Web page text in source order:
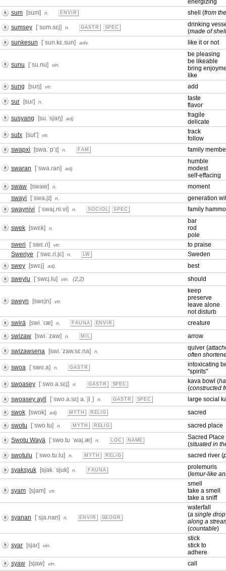
energizing
sum
[sum] n. ENVIR shell (from
sumsey [ˈsum.sɛj] n. GASTR SPEC
drinking
(made of shell
sunkesun
[ˈsun.kɛ.sun] adv. like it or not
sunu [ˈsu.nu] vin.
be pleasing
be likeable
bring
like
sung
[suŋ] vtr. add
sur [suɾ] n.
taste
flavor
susyang
[su.ˈsjaŋ] adj.
fragile
delicate
sutx
[sutʼ] vtr.
track
follow
swapxì
[swa.ˈpʼɪ] n. FAM family
swaran [ˈswa.ɾan] adj.
humble
modest
self-effacing
swaw
[swaw] n.
moment
swayì
[ˈswa.jɪ] n.
generation
swaynivi
[ˈswaj.ni.vi] n. SOCIOL SPEC family
swek [swɛk] n.
bar
rod
pole
sweri
[ˈswɛ.ɾi] vtr.
to praise
Sweriye
[ˈswɛ.ɾi.jɛ] n. LW
Sweden
swey
[swɛj] adj.
best
sweylu
[ˈswɛj.lu] vin. (2,2) should
sweyn [swɛjn] vtr.
keep
preserve
leave alone
not disturb
swirä
[swi.ˈɾæ] n. FAUNA ENVIR
creature
swizaw
[swi.ˈzaw] n. MIL arrow
swizawsena [swi.ˈzaw.sɛ.na] n.
quiver (
often
swoa
[ˈswo.a] n. GASTR
intoxicating
"spirits"
swoasey
[ˈswo.a.sɛj] n. GASTR SPEC kava bowl (
(constructed
swoasey ayll
[ˈswo.a.sɛj a.ˈjlˌ] n. GASTR SPEC
large social
swok
[swok] adj. MYTH RELIG
sacred
swotu
[ˈswo.tu] n. MYTH RELIG sacred place
Swotu Wayä [ˈswo.tu ˈwaj.æ] n. LOC NAME
Sacred Place
(situated in
swotulu
[ˈswo.tu.lu] n. MYTH RELIG sacred river (
syaksyuk [sjak.ˈsjuk] n. FAUNA
prolemuris
(lemur-like
syam [sjam] vtr.
smell
take a smell
take a sniff
syanan [ˈsja.nan] n. ENVIR GEOGR
waterfall
(a single
along a
(countable)
syar [sjaɾ] vin.
stick
stick to
adhere
syaw
[sjaw] vin. call